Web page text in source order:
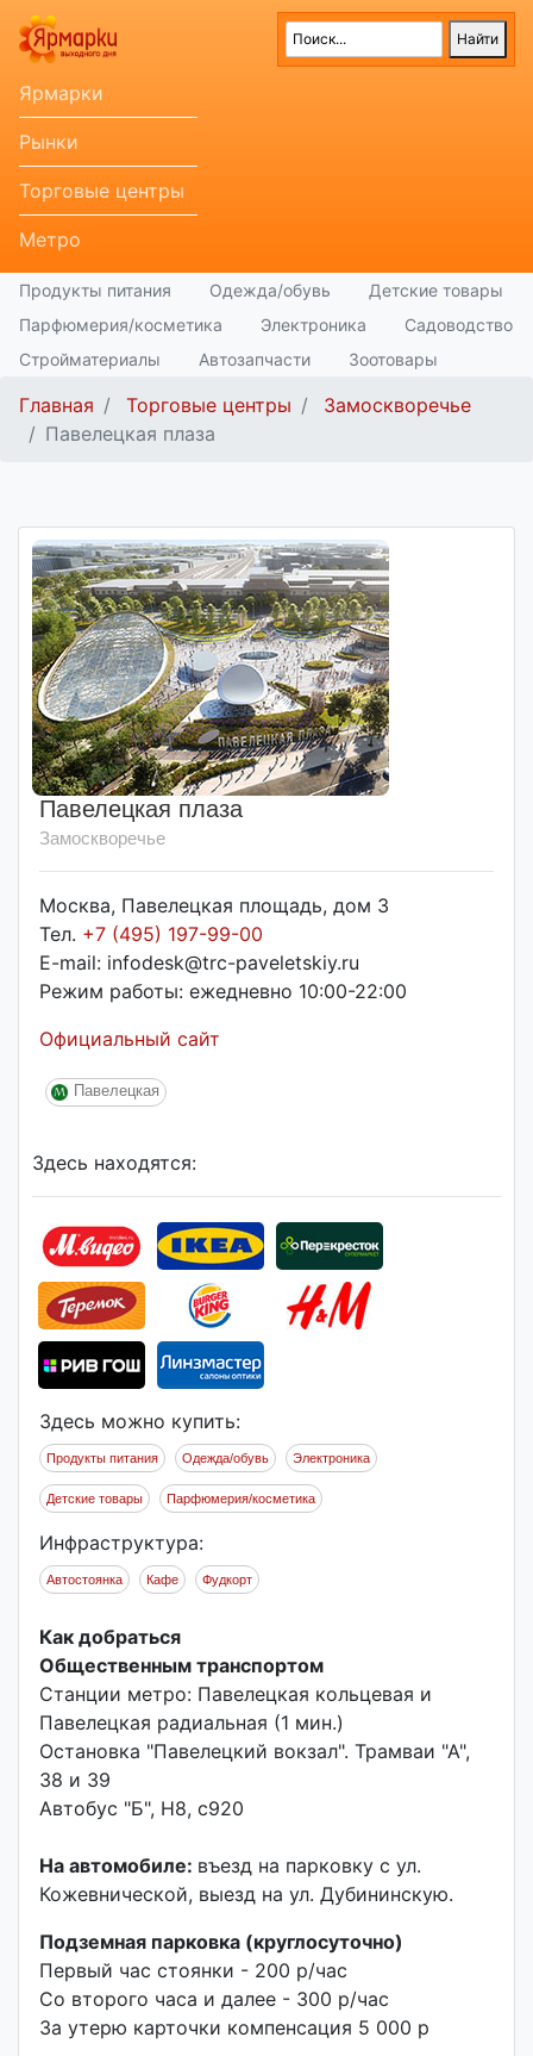
Ярмарки
Рынки
Торговые центры
Метро
Продукты питания Одежда/обувь
Детские товары
Парфюмерия/косметика
Электроника
Садоводство
Стройматериалы
Автозапчасти Зоотовары
Главная Торговые центры
Замоскворечье
Павелецкая плаза
Павелецкая плаза
Замоскворечье
Москва, Павелецкая площадь, дом 3
Тел. +7 (495) 197-99-00
E-mail: infodesk@trc-paveletskiy.ru
Режим работы: ежедневно 10:00-22:00
Официальный сайт
Павелецкая
Здесь находятся:
Здесь можно купить:
Продукты питания Одежда/обувь Электроника
Детские товары Парфюмерия/косметика
Инфраструктура:
Автостоянка Кафе Фудкорт
Как добраться
Общественным транспортом
Станции метро: Павелецкая кольцевая и
Павелецкая радиальная (1 мин.)
Остановка "Павелецкий вокзал". Трамваи "А",
38 и 39
Автобус "Б", H8, с920
На автомобиле: въезд на парковку с ул.
Кожевнической, выезд на ул. Дубининскую.
Подземная парковка (круглосуточно)
Первый час стоянки - 200 р/час
Со второго часа и далее - 300 р/час
За утерю карточки компенсация 5 000 р